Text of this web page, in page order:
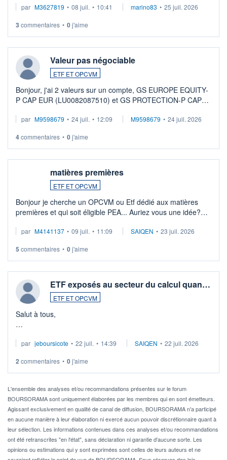
par M3627819 • 08 juil. • 10:41 marino83 • 25 juil. 2026
3 commentaires • 0j'aime
Valeur pas négociable
ETF ET OPCVM
Bonjour, j'ai 2 valeurs sur un compte, GS EUROPE EQUITY-
P CAP EUR (LU0082087510) et GS PROTECTION-P CAP
veux procéder à la vente, on me signale ...
par M9598679 • 24 juil. • 12:09 M9598679 • 24 juil. 2026
4commentaires • 0j'aime
matières premières
ETF ET OPCVM
Bonjour je cherche un OPCVM ou Etf dédié aux matières
premières et qui soit éligible PEA... Auriez vous une idée?
par M4141137 • 09 juil. • 11:09 SAIQEN • 23 juil. 2026
5 commentaires • 0j'aime
ETF exposés au secteur du calcul quan…
ETF ET OPCVM
Salut à tous,
via un ETF plutôt que des actions individuelles.
Idéalement, je voudrais qu'il soit éligible au PEA.
Pour l' ...
par jeboursicote • 22 juil. • 14:39 SAIQEN • 22 juil. 2026
2 commentaires • 0j'aime
L'ensemble des analyses et/ou recommandations présentes sur le forum
BOURSORAMA sont uniquement élaborées par les membres qui en sont émetteurs.
Agissant exclusivement en qualité de canal de diffusion, BOURSORAMA n'a participé
en aucune manière à leur élaboration ni exercé aucun pouvoir discrétionnaire quant à
leur sélection. Les informations contenues dans ces analyses et/ou recommandations
ont été retranscrites "en l'état", sans déclaration ni garantie d'aucune sorte. Les
opinions ou estimations qui y sont exprimées sont celles de leurs auteurs et ne